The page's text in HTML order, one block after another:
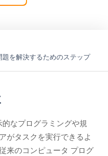
題を解決するためのステップ
なプログラミングや規
がタスクを実行できるよ
来のコンピュータ プログ